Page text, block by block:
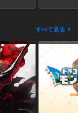
すべて見る